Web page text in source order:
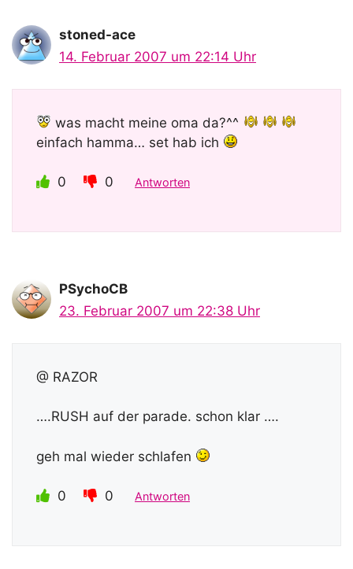
stoned-ace
14. Februar 2007 um 22:14 Uhr
was macht meine oma da?^^
einfach hamma… set hab ich
0 0 Antworten
PSychoCB
23. Februar 2007 um 22:38 Uhr
@ RAZOR
….RUSH auf der parade. schon klar ….
geh mal wieder schlafen
0 0 Antworten